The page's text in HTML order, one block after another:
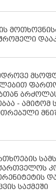
ფართო
- ამიტომ
საქმეში